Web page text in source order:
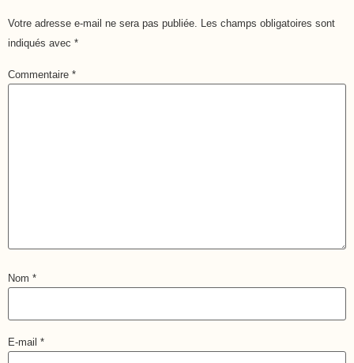
Votre adresse e-mail ne sera pas publiée.
Les champs obligatoires sont
indiqués avec *
Commentaire *
Nom *
E-mail *